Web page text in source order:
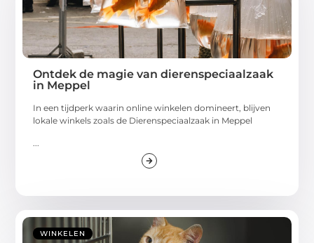
Ontdek de magie van dierenspeciaalzaak
in Meppel
In een tijdperk waarin online winkelen domineert, blijven
lokale winkels zoals de Dierenspeciaalzaak in Meppel
...
WINKELEN